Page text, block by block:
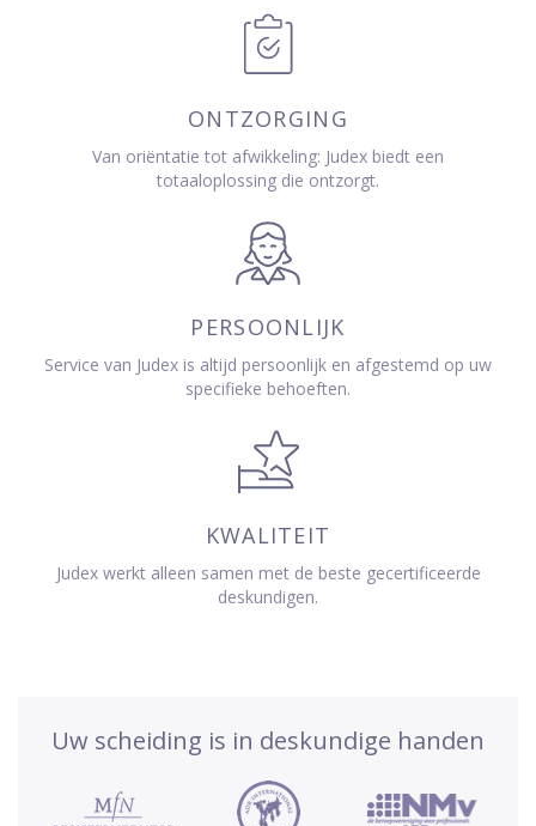
ONTZORGING
Van oriëntatie tot afwikkeling: Judex biedt een
totaaloplossing die ontzorgt.
PERSOONLIJK
Service van Judex is altijd persoonlijk en afgestemd op uw
specifieke behoeften.
KWALITEIT
Judex werkt alleen samen met de beste gecertificeerde
deskundigen.
Uw scheiding is in deskundige handen